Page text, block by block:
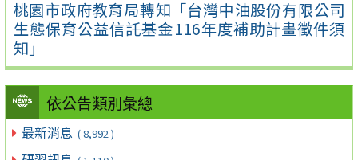
桃園市政府教育局轉知「台灣中油股份有限公司
生態保育公益信託基金116年度補助計畫徵件須
知」
依公告類別彙總
最新消息 ( 8,992 )